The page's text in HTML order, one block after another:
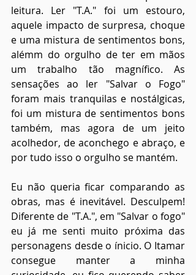
leitura. Ler "T.A." foi um estouro,
aquele impacto de surpresa, choque
e uma mistura de sentimentos bons,
alémm do orgulho de ter em mãos
um trabalho tão magnífico. As
sensações ao ler "Salvar o Fogo"
foram mais tranquilas e nostálgicas,
foi um mistura de sentimentos bons
também, mas agora de um jeito
acolhedor, de aconchego e abraço, e
por tudo isso o orgulho se mantém.
Eu não queria ficar comparando as
obras, mas é inevitável. Desculpem!
Diferente de "T.A.", em "Salvar o fogo"
eu já me senti muito próxima das
personagens desde o ínicio. O Itamar
consegue manter a minha